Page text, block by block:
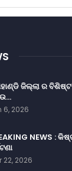
ଜିଲ୍ଲା ର
6, 2026
NEWS :
22, 2026